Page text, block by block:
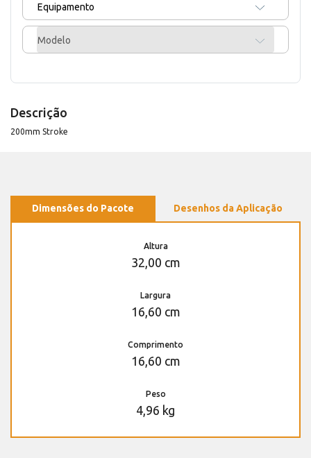
Equipamento
Modelo
Descrição
200mm Stroke
Dimensões do Pacote Desenhos da Aplicação
Altura
32,00 cm
Largura
16,60 cm
Comprimento
16,60 cm
Peso
4,96 kg